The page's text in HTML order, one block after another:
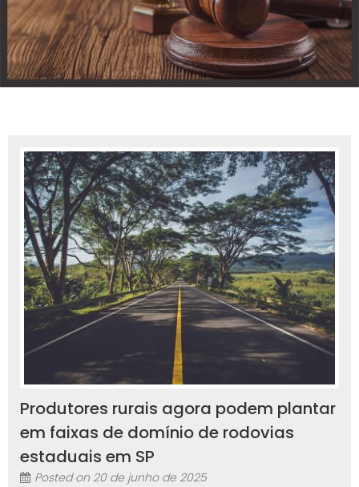
Produtores rurais agora podem plantar
em faixas de domínio de rodovias
estaduais em SP
Posted on 20 de junho de 2025